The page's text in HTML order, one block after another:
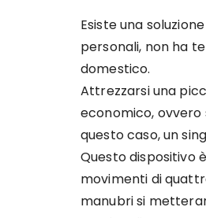
Esiste una
personali, non ha
domestico.
Attrezzarsi una
economico, ovvero
questo caso, un
Questo dispositivo
movimenti di
manubri si